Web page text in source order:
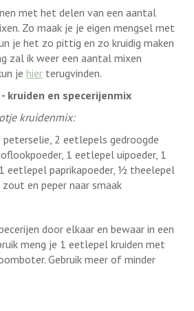
met het delen van een aantal
Zo maak je je eigen mengsel met
je het zo pittig en zo kruidig maken
zal ik weer een aantal mixen
je hier terugvinden.
kruiden en specerijenmix
kruidenmix:
2 eetlepels gedroogde
1 eetlepel uipoeder, 1
eetlepel paprikapoeder, ½ theelepel
en peper naar smaak
door elkaar en bewaar in een
meng je 1 eetlepel kruiden met
Gebruik meer of minder